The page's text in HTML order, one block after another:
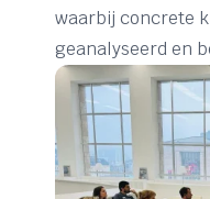
waarbij concrete
geanalyseerd en